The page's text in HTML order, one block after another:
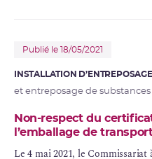
Publié le 18/05/2021
INSTALLATION
et entreposage de substances
Non-respect du
l’emballage de
Le 4 mai 2021, le Commissariat